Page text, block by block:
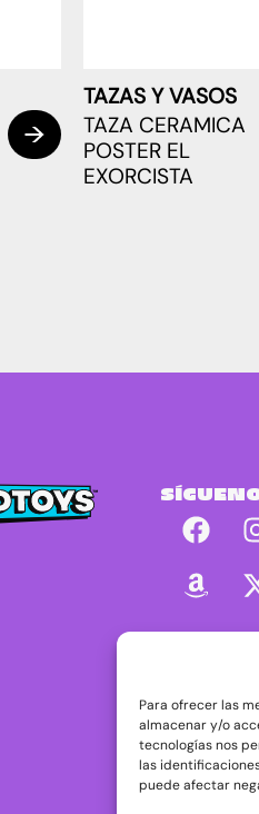
Para ofrecer las
almacenar y/o
tecnologías nos
las
puede afectar
TAZAS Y VASOS
TAZA CERAMICA
POSTER EL
EXORCISTA